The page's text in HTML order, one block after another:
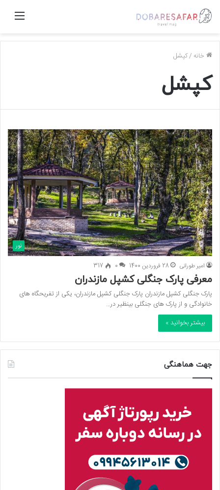
منو
خانه /کپشل
کپشل
نور
امیر طورانی 28 فروردین 1400 0
317
معرفی پارک جنگلی کشپل مازندران
پارک جنگلی کشپل مازندران پارک جنگلی کشپل مازندران، یکی از تفریحگاه های
خانوادگی و از پارک های جنگلی بینظیر در…
بیشتر بخوانید »
جهت هماهنگی